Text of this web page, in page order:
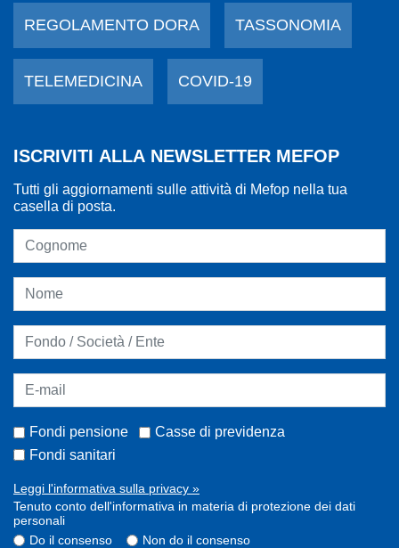
REGOLAMENTO DORA TASSONOMIA
TELEMEDICINA COVID-19
ISCRIVITI ALLA NEWSLETTER MEFOP
Tutti gli aggiornamenti sulle attività di Mefop nella tua
casella di posta.
Fondi pensione
Casse di previdenza
Fondi sanitari
Leggi l'informativa sulla privacy »
Tenuto conto dell'informativa in materia di protezione dei dati
personali
Do il consenso
Non do il consenso